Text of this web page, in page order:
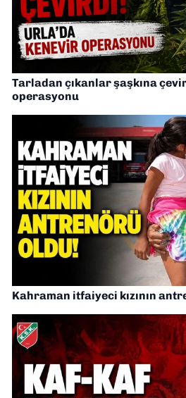
Tarladan çıkanlar şaşkına
operasyonu
Kahraman itfaiyeci kızının